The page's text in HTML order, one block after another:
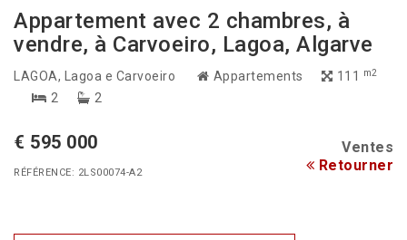
Appartement avec 2 chambres, à
vendre, à Carvoeiro, Lagoa, Algarve
LAGOA, Lagoa e Carvoeiro Appartements 111 m2
2 2
€ 595 000 Ventes
RÉFÉRENCE: 2LS00074-A2 Retourner